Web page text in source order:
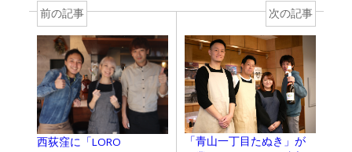
前の記事
西荻窪に「LORO
次の記事
「青山一丁目たぬき」が